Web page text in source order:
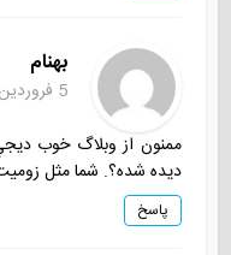
بهنام
5 فروردین 1396 در 1:03 ق.ظ
ممنون از وبلاگ خوب
ديده شده؟. شما مثل
پاسخ